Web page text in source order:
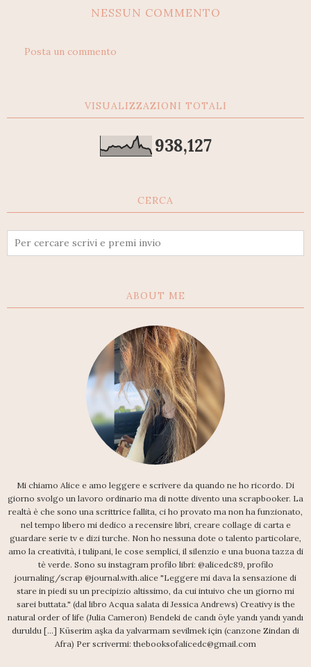
NESSUN COMMENTO
Posta un commento
VISUALIZZAZIONI TOTALI
938,127
CERCA
ABOUT ME
Mi chiamo Alice e amo leggere e scrivere da quando ne ho ricordo. Di
giorno svolgo un lavoro ordinario ma di notte divento una scrapbooker. La
realtà è che sono una scrittrice fallita, ci ho provato ma non ha funzionato,
nel tempo libero mi dedico a recensire libri, creare collage di carta e
guardare serie tv e dizi turche. Non ho nessuna dote o talento particolare,
amo la creatività, i tulipani, le cose semplici, il silenzio e una buona tazza di
tè verde. Sono su instagram profilo libri: @alicedc89, profilo
journaling/scrap @journal.with.alice "Leggere mi dava la sensazione di
stare in piedi su un precipizio altissimo, da cui intuivo che un giorno mi
sarei buttata." (dal libro Acqua salata di Jessica Andrews) Creativy is the
natural order of life (Julia Cameron) Bendeki de candı öyle yandı yandı yandı
duruldu [...] Küserim aşka da yalvarmam sevilmek için (canzone Zindan di
Afra) Per scrivermi: thebooksofalicedc@gmail.com